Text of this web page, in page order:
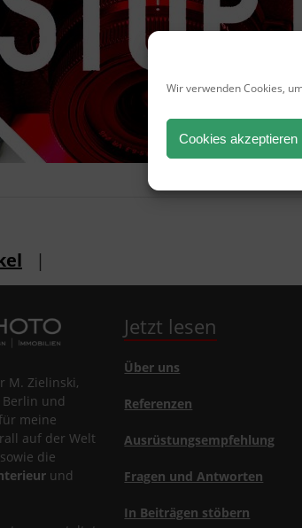
Wir verwenden Cookies,
Cookies akzeptieren
|
M. Zielinski,
Berlin und
meine
auf der Welt
sowie die
und
Jetzt lesen
Über uns
Referenzen
Ausrüstungsempfehlung
Fragen und Antworten
In Beiträgen stöbern